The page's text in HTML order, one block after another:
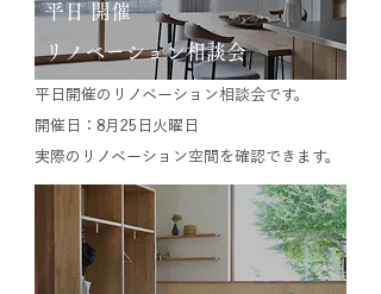
平日 開催
​リノベーション相談会
平日開催のリノベーション相談会です。
開催日：8月25日火曜日
実際のリノベーション空間を確認できます。